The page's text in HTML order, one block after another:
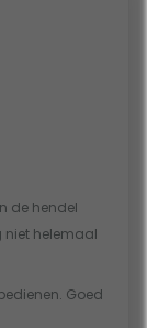
Goed
de hendel
niet helemaal